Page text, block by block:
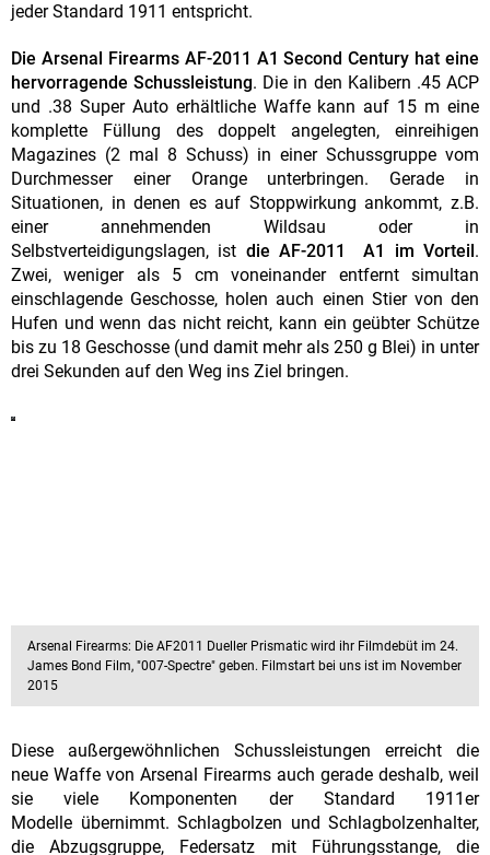
jeder Standard 1911 entspricht.
Die Arsenal Firearms AF-2011 A1 Second Century hat eine
hervorragende Schussleistung. Die in den Kalibern .45 ACP
und .38 Super Auto erhältliche Waffe kann auf 15 m eine
komplette Füllung des doppelt angelegten, einreihigen
Magazines (2 mal 8 Schuss) in einer Schussgruppe vom
Durchmesser einer Orange unterbringen. Gerade in
Situationen, in denen es auf Stoppwirkung ankommt, z.B.
einer annehmenden Wildsau oder in
Selbstverteidigungslagen, ist die AF-2011 A1 im Vorteil .
Zwei, weniger als 5 cm voneinander entfernt simultan
einschlagende Geschosse, holen auch einen Stier von den
Hufen und wenn das nicht reicht, kann ein geübter Schütze
bis zu 18 Geschosse (und damit mehr als 250 g Blei) in unter
drei Sekunden auf den Weg ins Ziel bringen.
Arsenal Firearms: Die AF2011 Dueller Prismatic wird ihr Filmdebüt im 24.
James Bond Film, "007-Spectre" geben. Filmstart bei uns ist im November
2015
Diese außergewöhnlichen Schussleistungen erreicht die
neue Waffe von Arsenal Firearms auch gerade deshalb, weil
sie viele Komponenten der Standard 1911er
Modelle übernimmt. Schlagbolzen und Schlagbolzenhalter,
die Abzugsgruppe, Federsatz mit Führungsstange, die